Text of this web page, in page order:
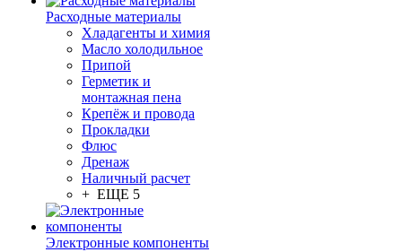
Расходные материалы
Хладагенты и химия
Масло холодильное
Припой
Герметик и
монтажная пена
Крепёж и провода
Прокладки
Флюс
Дренаж
Наличный расчет
+ ЕЩЕ 5
Электронные компоненты